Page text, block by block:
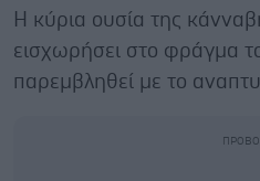
Η κύρια ουσία της
εισχωρήσει στο φράγμα
παρεμβληθεί με το